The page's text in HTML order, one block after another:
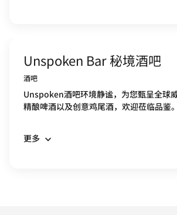
Unspoken Bar 秘境酒吧
酒吧
Unspoken酒吧环境静谧，为您甄呈全球
精酿啤酒以及创意鸡尾酒，欢迎莅临品鉴。
更多